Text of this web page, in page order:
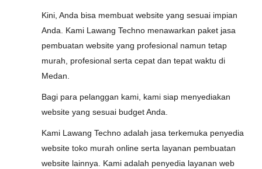
Kini, Anda bisa membuat website yang sesuai impian
Anda. Kami Lawang Techno menawarkan paket jasa
pembuatan website yang profesional namun tetap
murah, profesional serta cepat dan tepat waktu di
Medan.
Bagi para pelanggan kami, kami siap menyediakan
website yang sesuai budget Anda.
Kami Lawang Techno adalah jasa terkemuka penyedia
website toko murah online serta layanan pembuatan
website lainnya. Kami adalah penyedia layanan web